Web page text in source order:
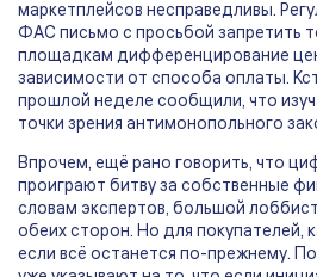
маркетплейсов несправедливы.
ФАС письмо с просьбой запретить
площадкам дифференцирование
зависимости от способа оплаты.
прошлой неделе сообщили, что
точки зрения антимонопольного
Впрочем, ещё рано говорить, что
проиграют битву за собственные
словам экспертов, большой
обеих сторон. Но для покупателей,
если всё останется по-прежнему.